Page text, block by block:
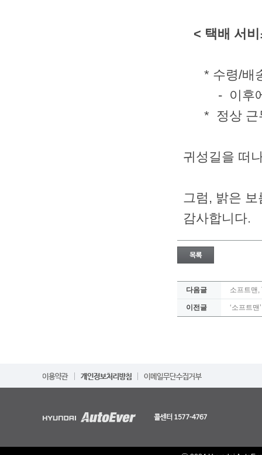
< 택배 서비
* 수령/배
- 이후에는
* 정상 근
귀성길을 떠
그럼, 밝은
감사합니다.
다음글 소프트맨
이전글 ‘소프트